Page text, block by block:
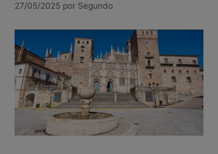
27/05/2025 por Segundo